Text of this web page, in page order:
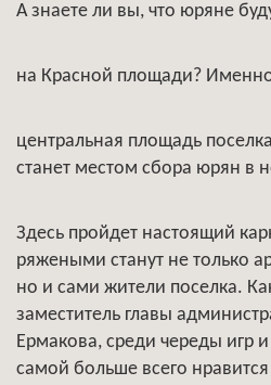
А знаете ли вы, что юряне
на Красной площади?
центральная площадь
станет местом сбора юрян в
Здесь пройдет настоящий
ряжеными станут не только
но и сами жители поселка.
заместитель главы
Ермакова, среди череды игр
самой больше всего нравится